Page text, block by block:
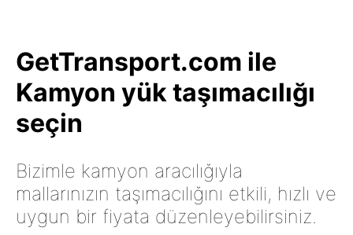
GetTransport.com ile
Kamyon yük taşımacılığı
seçin
Bizimle kamyon aracılığıyla
mallarınızın taşımacılığını etkili, hızlı ve
uygun bir fiyata düzenleyebilirsiniz.